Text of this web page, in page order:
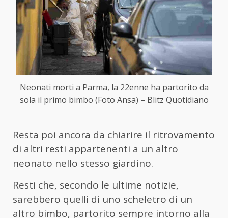
Neonati morti a Parma, la 22enne ha partorito da
sola il primo bimbo (Foto Ansa) – Blitz Quotidiano
Resta poi ancora da chiarire il ritrovamento
di altri resti appartenenti a un altro
neonato nello stesso giardino.
Resti che, secondo le ultime notizie,
sarebbero quelli di uno scheletro di un
altro bimbo, partorito sempre intorno alla